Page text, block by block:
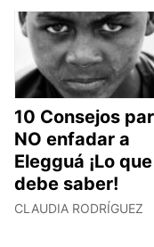
10 Consejos
NO enfadar a
Elegguá ¡Lo que
debe saber!
CLAUDIA RODRÍGUEZ